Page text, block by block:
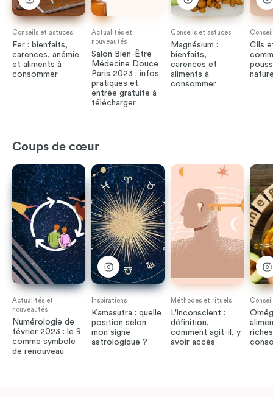
Conseils et astuces
Fer : bienfaits,
carences, anémie
et aliments à
consommer
Actualités et
nouveautés
Salon Bien-Être
Médecine Douce
Paris 2023 : infos
pratiques et
entrée gratuite à
télécharger
Conseils et astuces
Magnésium :
bienfaits,
carences et
aliments à
consommer
Cils
Coups de cœur
Actualités et
nouveautés
Numérologie de
février 2023 : le 9
comme symbole
de renouveau
Inspirations
Kamasutra : quelle
position selon
mon signe
astrologique ?
Méthodes et rituels
L'inconscient :
définition,
comment agit-il, y
avoir accès